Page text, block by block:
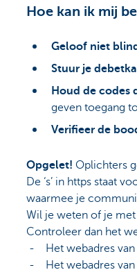
Hoe kan ik mij
Geloof niet
Stuur je
Houd de codes
geven toegang
Verifieer de
Opgelet! Oplichters
De ‘s’ in https staat
waarmee je
Wil je weten of je
Controleer dan het
- Het webadres van
- Het webadres van